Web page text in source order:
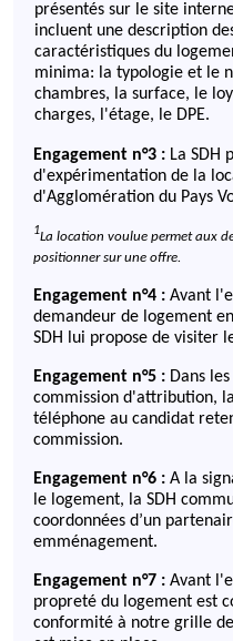
présentés sur le site
incluent une description
caractéristiques du
minima: la typologie et le
chambres, la surface, le
charges, l'étage, le DPE.
Engagement n°3 : La SDH
d'expérimentation de la
d'Agglomération du Pays
1La location voulue permet aux
positionner sur une offre.
Engagement n°4 : Avant
demandeur de logement
SDH lui propose de visiter
Engagement n°5 : Dans
commission d'attribution,
téléphone au candidat
commission.
Engagement n°6 : A la
le logement, la SDH
coordonnées d’un
emménagement.
Engagement n°7 : Avant
propreté du logement est
conformité à notre grille